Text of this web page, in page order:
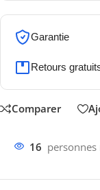
Garantie
Retours
Comparer
16